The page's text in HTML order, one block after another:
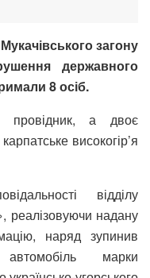
загону
державного
8 осіб.
провідник, а двоє
високогір’я
відділу
реалізовуючи надану
наряд зупинив
марки